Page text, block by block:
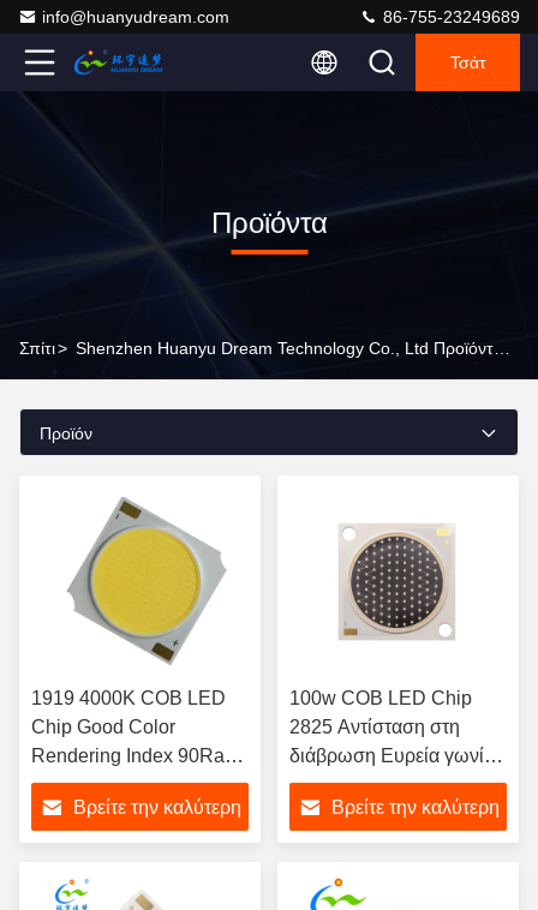
info@huanyudream.com 86-755-23249689
Τσάτ
Προϊόντα
Σπίτι>
Προϊόν
1919 4000K COB LED
Chip Good Color
Rendering Index 90Ra
18W-24W
Βρείτε την καλύτερη
100w COB LED Chip
2825 Αντίσταση στη
διάβρωση Ευρεία γωνία
θέασης
Βρείτε την καλύτερη